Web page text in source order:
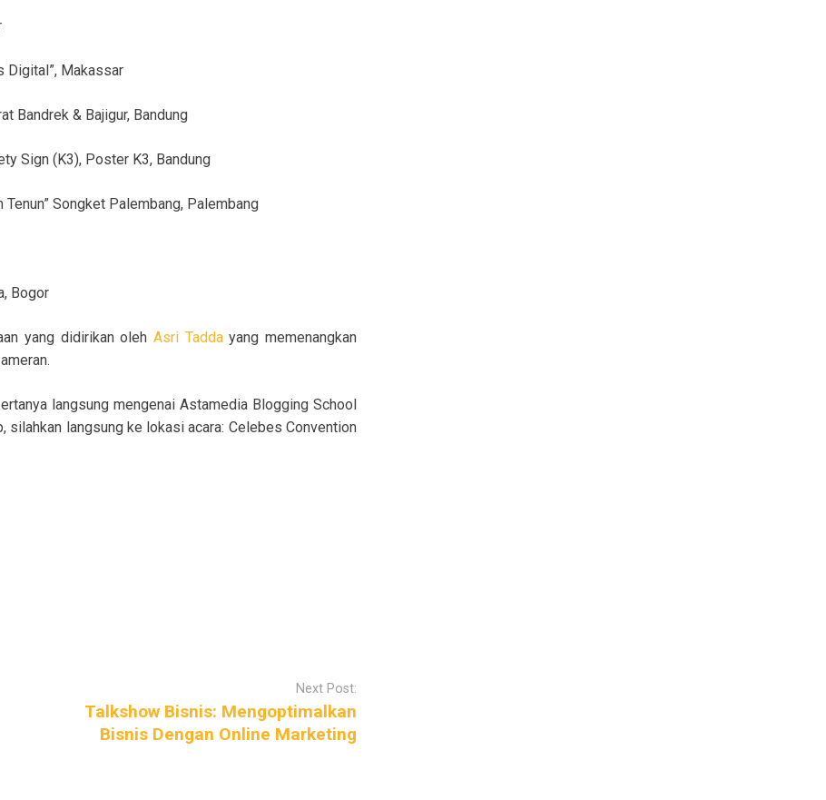
Digital”, Makassar
Bandrek & Bajigur, Bandung
Sign (K3), Poster K3, Bandung
Songket Palembang, Palembang
Bogor
yang didirikan olehAsri Taddayang memenangkan
langsung mengenai Astamedia Blogging School
silahkan langsung ke lokasi acara: Celebes Convention
Next Post:
Talkshow Bisnis: Mengoptimalkan
Bisnis Dengan Online Marketing